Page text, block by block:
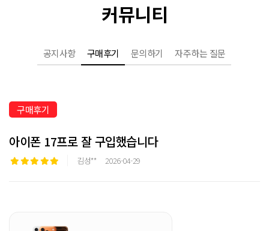
커뮤니티
공지사항 구매후기 문의하기 자주하는 질문
구매후기
아이폰 17프로 잘 구입했습니다
김성** 2026-04-29